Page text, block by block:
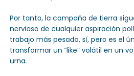
Por tanto, la campaña de tierra
nervioso de cualquier aspiración
trabajo más pesado, sí, pero es el
transformar un “like” volátil en un
urna.